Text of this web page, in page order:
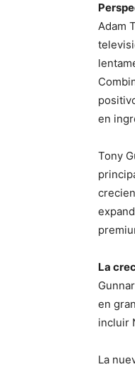
Adam
en
Tony
La
en
incluir
La